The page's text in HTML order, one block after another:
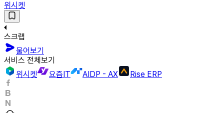
위시켓
스크랩
물어보기
서비스 전체보기
위시켓
요즘IT AIDP - AX Rise ERP